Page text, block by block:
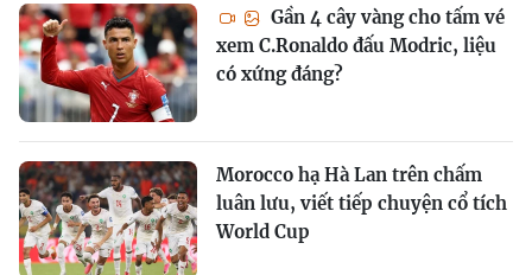
Gần 4 cây vàng cho tấm vé
xem C.Ronaldo đấu Modric, liệu
có xứng đáng?
Morocco hạ Hà Lan trên chấm
luân lưu, viết tiếp chuyện cổ tích
World Cup